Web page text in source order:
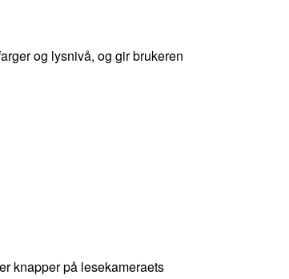
og lysnivå, og gir brukeren
knapper på lesekameraets